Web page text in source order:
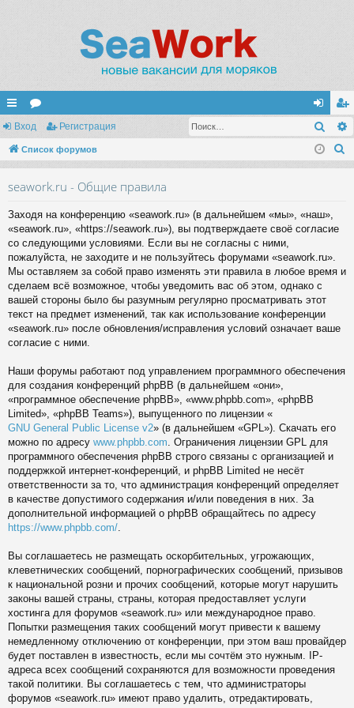
с
ы
ор
ум
хо
д
ег
ис
Вход Регистрация
Список форумов
seawork.ru - Общие правила
Заходя на конференцию «seawork.ru» (в дальнейшем «мы», «наш»,
«seawork.ru», «https://seawork.ru»), вы подтверждаете своё согласие
со следующими условиями. Если вы не согласны с ними,
пожалуйста, не заходите и не пользуйтесь форумами «seawork.ru».
Мы оставляем за собой право изменять эти правила в любое время и
сделаем всё возможное, чтобы уведомить вас об этом, однако с
вашей стороны было бы разумным регулярно просматривать этот
текст на предмет изменений, так как использование конференции
«seawork.ru» после обновления/исправления условий означает ваше
согласие с ними.
Наши форумы работают под управлением программного обеспечения
для создания конференций phpBB (в дальнейшем «они»,
«программное обеспечение phpBB», «www.phpbb.com», «phpBB
Limited», «phpBB Teams»), выпущенного по лицензии «
GNU General Public License v2» (в дальнейшем «GPL»). Скачать его
можно по адресу www.phpbb.com . Ограничения лицензии GPL для
программного обеспечения phpBB строго связаны с организацией и
поддержкой интернет-конференций, и phpBB Limited не несёт
ответственности за то, что администрация конференций определяет
в качестве допустимого содержания и/или поведения в них. За
дополнительной информацией о phpBB обращайтесь по адресу
https://www.phpbb.com/
Вы соглашаетесь не размещать оскорбительных, угрожающих,
клеветнических сообщений, порнографических сообщений, призывов
к национальной розни и прочих сообщений, которые могут нарушить
законы вашей страны, страны, которая предоставляет услуги
хостинга для форумов «seawork.ru» или международное право.
Попытки размещения таких сообщений могут привести к вашему
немедленному отключению от конференции, при этом ваш провайдер
будет поставлен в известность, если мы сочтём это нужным. IP-
адреса всех сообщений сохраняются для возможности проведения
такой политики. Вы соглашаетесь с тем, что администраторы
форумов «seawork.ru» имеют право удалить, отредактировать,